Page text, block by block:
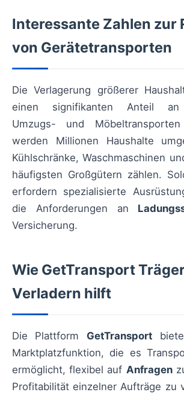
Interessante Zahlen zur
von Gerätetransporten
Die Verlagerung größerer
einen signifikanten Anteil an
Umzugs- und
werden Millionen Haushalte
Kühlschränke, Waschmaschinen
häufigsten Großgütern zählen.
erfordern spezialisierte
die Anforderungen an
Versicherung.
Wie GetTransport
Verladern hilft
Die Plattform GetTransport
Marktplatzfunktion, die es
ermöglicht, flexibel auf Anfragen
Profitabilität einzelner Aufträge zu